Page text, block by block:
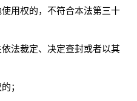
使用权的，不符合本法第三十
依法裁定、决定查封或者以其
；